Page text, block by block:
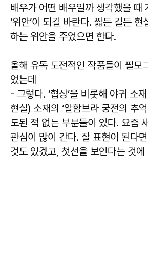
배우가 어떤 배우일까 생각했을 때
‘위안’이 되길 바란다. 짧든 길든
하는 위안을 주었으면 한다.
올해 유독 도전적인 작품들이 필모
었는데
- 그렇다. ‘협상’을 비롯해 야귀 소
현실) 소재의 ‘알함브라 궁전의 추
도된 적 없는 부분들이 있다. 요즘
관심이 많이 간다. 잘 표현이 된다
것도 있겠고, 첫선을 보인다는 것